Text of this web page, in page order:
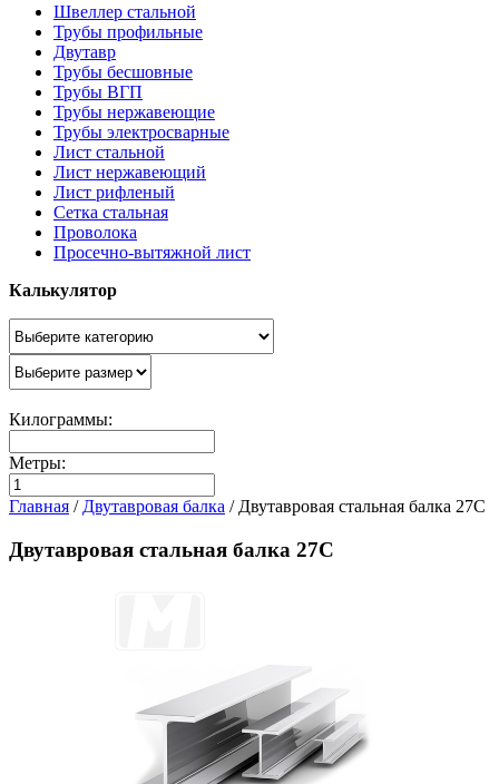
Швеллер стальной
Трубы профильные
Двутавр
Трубы бесшовные
Трубы ВГП
Трубы нержавеющие
Трубы электросварные
Лист стальной
Лист нержавеющий
Лист рифленый
Сетка стальная
Проволока
Просечно-вытяжной лист
Калькулятор
Килограммы:
Метры:
Главная / Двутавровая балка / Двутавровая стальная балка 27С
Двутавровая стальная балка 27С